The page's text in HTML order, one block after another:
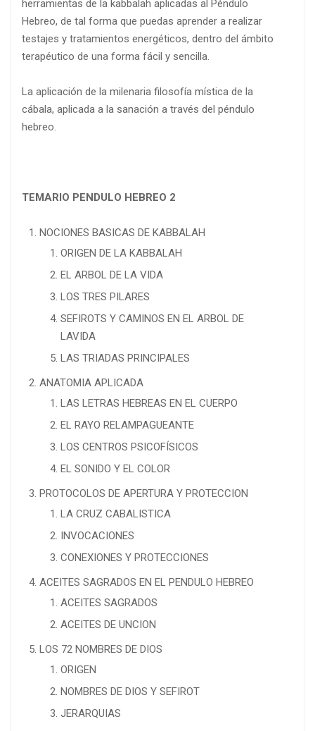
herramientas de la kabbalah aplicadas al Péndulo
Hebreo, de tal forma que puedas aprender a realizar
testajes y tratamientos energéticos, dentro del ámbito
terapéutico de una forma fácil y sencilla.
La aplicación de la milenaria filosofía mística de la
cábala, aplicada a la sanación a través del péndulo
hebreo.
TEMARIO PENDULO HEBREO 2
NOCIONES BASICAS DE KABBALAH
ORIGEN DE LA KABBALAH
EL ARBOL DE LA VIDA
LOS TRES PILARES
SEFIROTS Y CAMINOS EN EL ARBOL DE
LAVIDA
LAS TRIADAS PRINCIPALES
ANATOMIA APLICADA
LAS LETRAS HEBREAS EN EL CUERPO
EL RAYO RELAMPAGUEANTE
LOS CENTROS PSICOFÍSICOS
EL SONIDO Y EL COLOR
PROTOCOLOS DE APERTURA Y PROTECCION
LA CRUZ CABALISTICA
INVOCACIONES
CONEXIONES Y PROTECCIONES
ACEITES SAGRADOS EN EL PENDULO HEBREO
ACEITES SAGRADOS
ACEITES DE UNCION
LOS 72 NOMBRES DE DIOS
ORIGEN
NOMBRES DE DIOS Y SEFIROT
JERARQUIAS